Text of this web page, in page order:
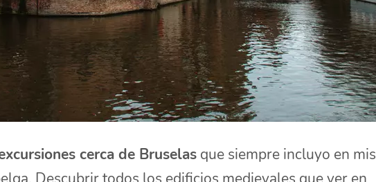
cerca de Bruselas que siempre incluyo en mis